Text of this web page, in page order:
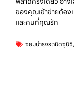
ของคุณเข้าข่ายต้อ
และคนที่คุณรัก
ซ่อมบำรุงรถมิตซูบิชิ